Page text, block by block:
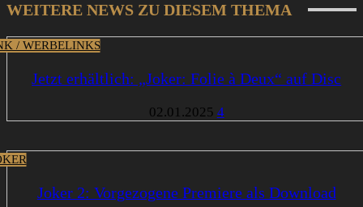
WEITERE NEWS ZU DIESEM THEMA
/ WERBELINKS
Jetzt erhältlich: „Joker: Folie à Deux“ auf Disc
02.01.2025 4
Joker 2: Vorgezogene Premiere als Download